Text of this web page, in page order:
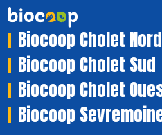
Biocoop Cholet Nord
Biocoop Cholet Sud
Biocoop Cholet
Biocoop